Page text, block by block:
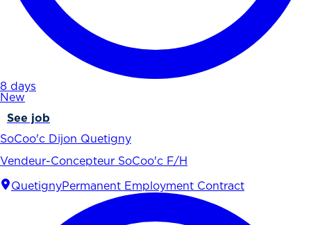
8 days
New
See job
SoCoo'c Dijon Quetigny
Vendeur-Concepteur SoCoo'c F/H
QuetignyPermanent Employment Contract